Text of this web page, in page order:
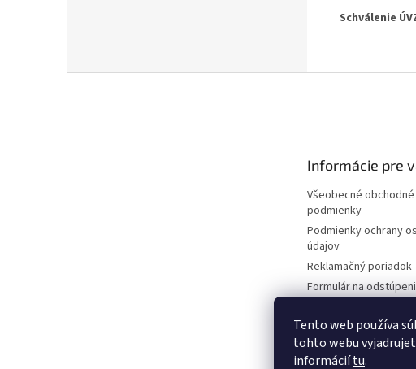
Tento web používa
tohto webu
informáciítu.
Schválenie
Informácie pre
Všeobecné obchodné
podmienky
Podmienky ochrany
údajov
Reklamačný poriadok
Formulár na
Reklamačný formulár
Moja objednávka